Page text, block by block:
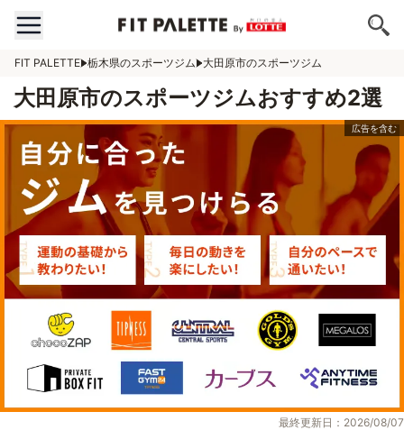
FIT PALETTE 栃木県のスポーツジム 大田原市のスポーツジム
大田原市のスポーツジムおすすめ2選
最終更新日：2026/08/07